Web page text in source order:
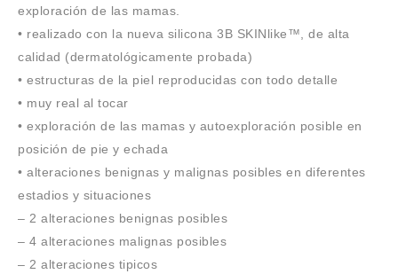
exploración de las mamas.
• realizado con la nueva silicona 3B SKINlike™, de alta
calidad (dermatológicamente probada)
• estructuras de la piel reproducidas con todo detalle
• muy real al tocar
• exploración de las mamas y autoexploración posible en
posición de pie y echada
• alteraciones benignas y malignas posibles en diferentes
estadios y situaciones
– 2 alteraciones benignas posibles
– 4 alteraciones malignas posibles
– 2 alteraciones tipicos